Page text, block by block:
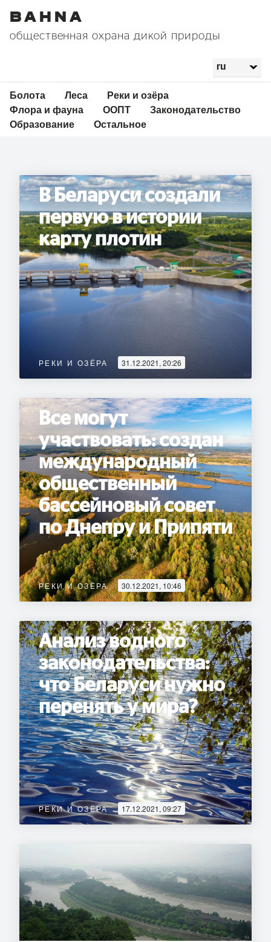
Bahna
общественная охрана дикой природы
Болота Леса
Реки и озёра
Флора и фауна
ООПТ
Законодательство
Образование
Остальное
В Беларуси создали
первую в истории
карту плотин
РЕКИ И ОЗЁРА 31.12.2021, 20:26
Все могут
участвовать: создан
международный
общественный
бассейновый совет
по Днепру и Припяти
РЕКИ И ОЗЁРА 30.12.2021, 10:46
Анализ водного
законодательства:
что Беларуси нужно
перенять у мира?
РЕКИ И ОЗЁРА 17.12.2021, 09:27